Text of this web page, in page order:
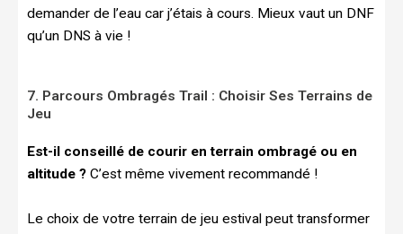
demander de l’eau car j’étais à cours. Mieux vaut un DNF
qu’un DNS à vie !
7. Parcours Ombragés Trail : Choisir Ses Terrains de
Jeu
Est-il conseillé de courir en terrain ombragé ou en
altitude ? C’est même vivement recommandé !
Le choix de votre terrain de jeu estival peut transformer